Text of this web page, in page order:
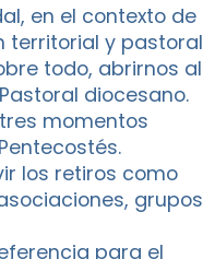
en el contexto de
territorial y pastoral
todo, abrirnos al
diocesano.
momentos
los retiros como
grupos
para el